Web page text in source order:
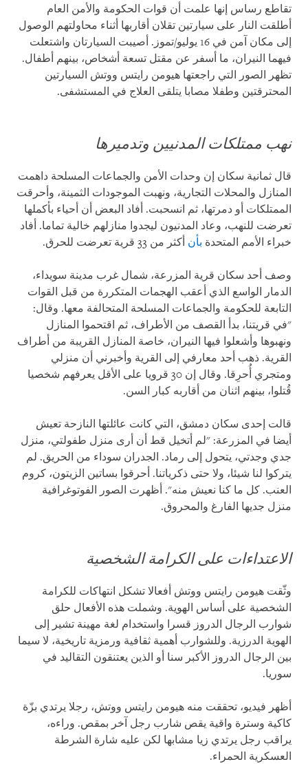
تقاطع رساس إنها علمت أن قوات الحكومة والأمن العام
أطلقت النار على سيارتين تقلان أقاربها أثناء محاولتهم الوصول
إلى مكان آمن في 16 يوليو/تموز. أصيبت السيارتان واشتعلت
فيهما النيران، ما أسفر عن مقتل تسعة أشخاص، بينهم أطفال.
تظهر الصور التي راجعتها هيومن رايتس ووتش السيارتين
المحترقتين وطفلا مصابا يتلقى العلاج في المستشفى.
نهب ممتلكات المدنيين وتدميرها
قال ثمانية سكان إن وحدات الأمن والجماعات المسلحة داهمت
المنازل والمحلات التجارية، ونهبت الموجودات الثمينة، وأحرقت
الممتلكات أو دمرتها، ثم انسحبت. أفاد البعض أن أحياء بأكملها
تعرضت للنهب، وعاد المدنيون ليجدوا منازلهم خالية تماما. أفاد
خبراء الأمم المتحدة بأن أكثر من 33 قرية تعرضت للحرق.
وصف أحد سكان قرية المزرعة، شمال غرب مدينة سويداء،
الدمار الواسع الذي أعقب الهجمات المتكررة من قبل القوات
التابعة للحكومة والجماعات المسلحة المتحالفة معها. وقال:
"في قريتنا، بدأ القصف من الأطراف، ثم اقتحموا المنازل
ونهبوها وأشعلوا فيها النيران، خاصة المنازل القريبة من أطراف
القرية. ذهب أحد معارفي إلى القرية وأخبرني أن منزلي
ومتجري أُحرِقا. وقال إن 30 قرويا على الأقل يعرفهم شخصيا
قُتلوا، بينهم اثنان من أقاربه كبار السن.
قالت إحدى سكان دمشق، التي كانت عائلتها النازحة تعيش
أيضا في المزرعة: "لم أتخيل قط أن أرى منزل طفولتي، منزل
جدي وجدتي، يتحول إلى رماد. الجدران سوداء من الحريق. لم
يتركوا لنا شيئا، ولا حتى ذكرياتنا. أحرقوا بساتين الزيتون، كروم
العنب. كل ما كنا نعيش منه". أظهرت الصور الفوتوغرافية
منزل جديها الفارغ والمحروق.
الاعتداءات على الكرامة الشخصية
وثّقت هيومن رايتس ووتش أفعالا تشكل انتهاكات للكرامة
الشخصية على أساس الهوية. وشملت هذه الأفعال حلق
شوارب الرجال الدروز قسرا واستخدام لغة مهينة تشير إلى
الهوية الدرزية. وللشوارب أهمية ثقافية ورمزية تاريخية، لا سيما
بين الرجال الدروز الأكبر سنا أو الذين يعتنقون التقاليد في
سوريا.
أظهر فيديو، تحققت منه هيومن رايتس ووتش، رجلا يرتدي بزّة
كاكية وسترة واقية يقص شارب رجل آخر بمقص. وراءه،
يراقب رجل يرتدي زيا مشابها لكن عليه شارة الشرطة
العسكرية الحمراء.